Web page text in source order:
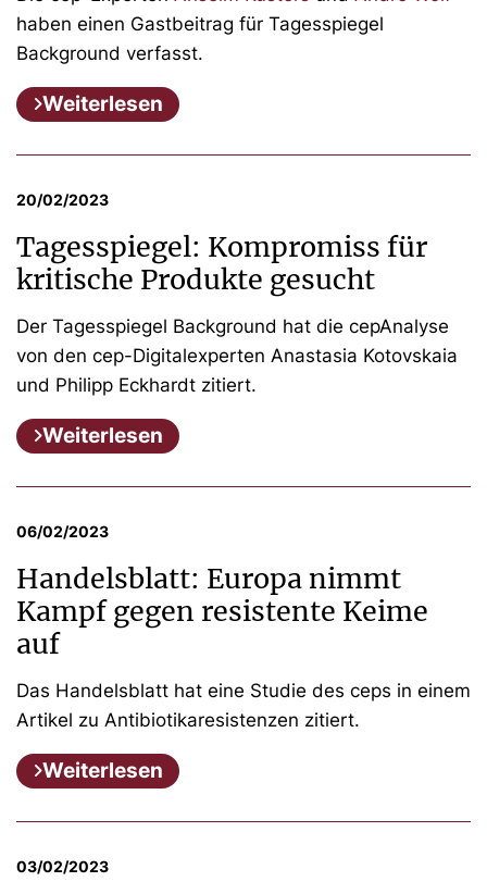
haben einen Gastbeitrag für Tagesspiegel
Background verfasst.
Weiterlesen
20/02/2023
Tagesspiegel: Kompromiss für
kritische Produkte gesucht
Der Tagesspiegel Background hat die cepAnalyse
von den cep-Digitalexperten Anastasia Kotovskaia
und Philipp Eckhardt zitiert.
Weiterlesen
06/02/2023
Handelsblatt: Europa nimmt
Kampf gegen resistente Keime
auf
Das Handelsblatt hat eine Studie des ceps in einem
Artikel zu Antibiotikaresistenzen zitiert.
Weiterlesen
03/02/2023